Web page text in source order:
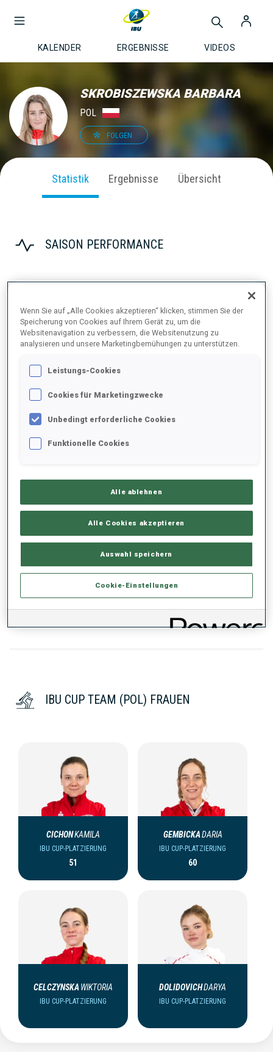
KALENDER ERGEBNISSE VIDEOS
SKROBISZEWSKA BARBARA
POL
FOLGEN
Statistik Ergebnisse Übersicht
SAISON PERFORMANCE
2025/2026
PERFORMANCE
LIEGENDSCHIESSEN
STEHENDSCHIESSEN 75%
PERFORMANCE TREND
KEINE DATEN VORHANDEN
IBU CUP TEAM (POL) FRAUEN
CICHONKAMILA
IBU CUP-PLATZIERUNG
51
GEMBICKADARIA
IBU CUP-PLATZIERUNG
60
CELCZYNSKA WIKTORIA
IBU CUP-PLATZIERUNG
DOLIDOVICHDARYA
IBU CUP-PLATZIERUNG
Wenn Sie auf „Alle Cookies akzeptieren“ klicken, stimmen Sie der
Speicherung von Cookies auf Ihrem Gerät zu, um die
Websitenavigation zu verbessern, die Websitenutzung zu
analysieren und unsere Marketingbemühungen zu unterstützen.
Leistungs-Cookies
Cookies für Marketingzwecke
Unbedingt erforderliche Cookies
Funktionelle Cookies
Alle ablehnen
Alle Cookies akzeptieren
Auswahl speichern
Cookie-Einstellungen